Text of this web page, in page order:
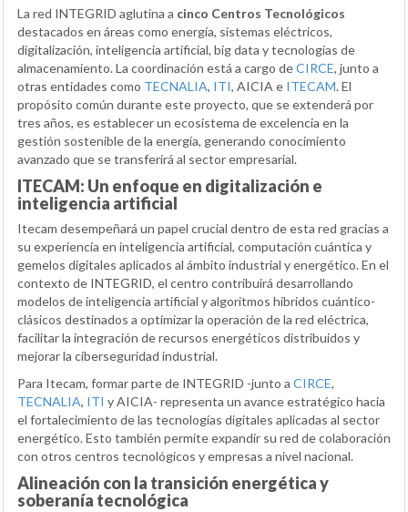
La red INTEGRID aglutina a cinco Centros Tecnológicos
destacados en áreas como energía, sistemas eléctricos,
digitalización, inteligencia artificial, big data y tecnologías de
almacenamiento. La coordinación está a cargo deCIRCE, junto a
otras entidades como TECNALIA, ITI, AICIA e ITECAM. El
propósito común durante este proyecto, que se extenderá por
tres años, es establecer un ecosistema de excelencia en la
gestión sostenible de la energía, generando conocimiento
avanzado que se transferirá al sector empresarial.
ITECAM: Un enfoque en digitalización e
inteligencia artificial
Itecam desempeñará un papel crucial dentro de esta red gracias a
su experiencia en inteligencia artificial, computación cuántica y
gemelos digitales aplicados al ámbito industrial y energético. En el
contexto de INTEGRID, el centro contribuirá desarrollando
modelos de inteligencia artificial y algoritmos híbridos cuántico-
clásicos destinados a optimizar la operación de la red eléctrica,
facilitar la integración de recursos energéticos distribuidos y
mejorar la ciberseguridad industrial.
Para Itecam, formar parte de INTEGRID -junto a CIRCE,
TECNALIA, ITI y AICIA- representa un avance estratégico hacia
el fortalecimiento de las tecnologías digitales aplicadas al sector
energético. Esto también permite expandir su red de colaboración
con otros centros tecnológicos y empresas a nivel nacional.
Alineación con la transición energética y
soberanía tecnológica